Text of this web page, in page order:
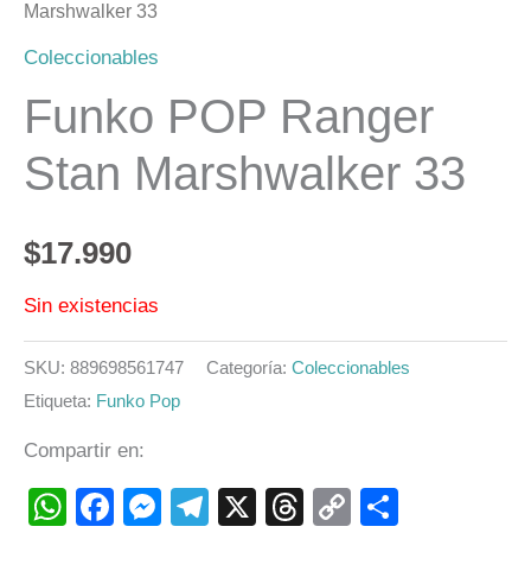
Marshwalker 33
Coleccionables
Funko POP Ranger
Stan Marshwalker 33
$17.990
Sin existencias
SKU: 889698561747 Categoría: Coleccionables
Etiqueta: Funko Pop
Compartir en:
WhatsApp
Facebook
Messenger
Telegram
X Threads
Copy